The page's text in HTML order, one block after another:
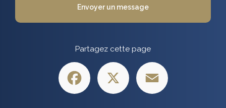
Envoyer un message
Partagez cette page
Facebook